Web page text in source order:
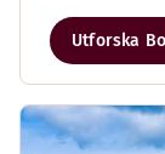
Utforska